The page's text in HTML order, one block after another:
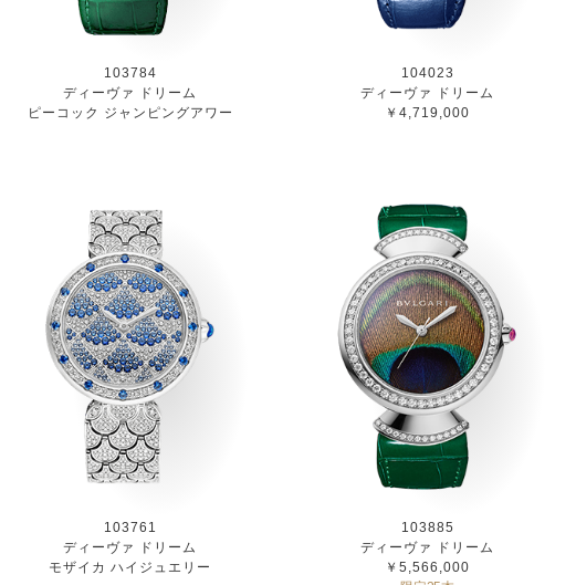
103784
ディーヴァ ドリーム
ピーコック ジャンピングアワー
104023
ディーヴァ ドリーム
￥4,719,000
103761
ディーヴァ ドリーム
モザイカ ハイジュエリー
103885
ディーヴァ ドリーム
￥5,566,000